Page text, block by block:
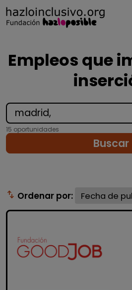
Empleos que
15 oportunidades
Buscar
swap_vert Ordenar por: